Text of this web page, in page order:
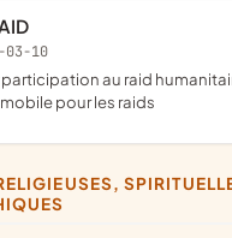
03-10
pour les raids